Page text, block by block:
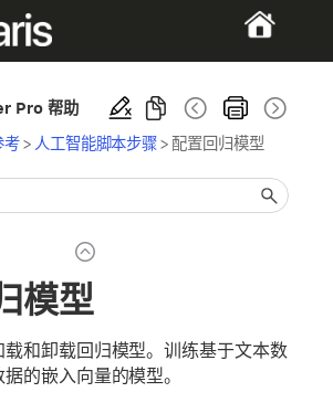
Pro 帮助
考> 人工智能脚本步骤>配置回归模型
模型
和卸载回归模型。训练基于文本数
的嵌入向量的模型。